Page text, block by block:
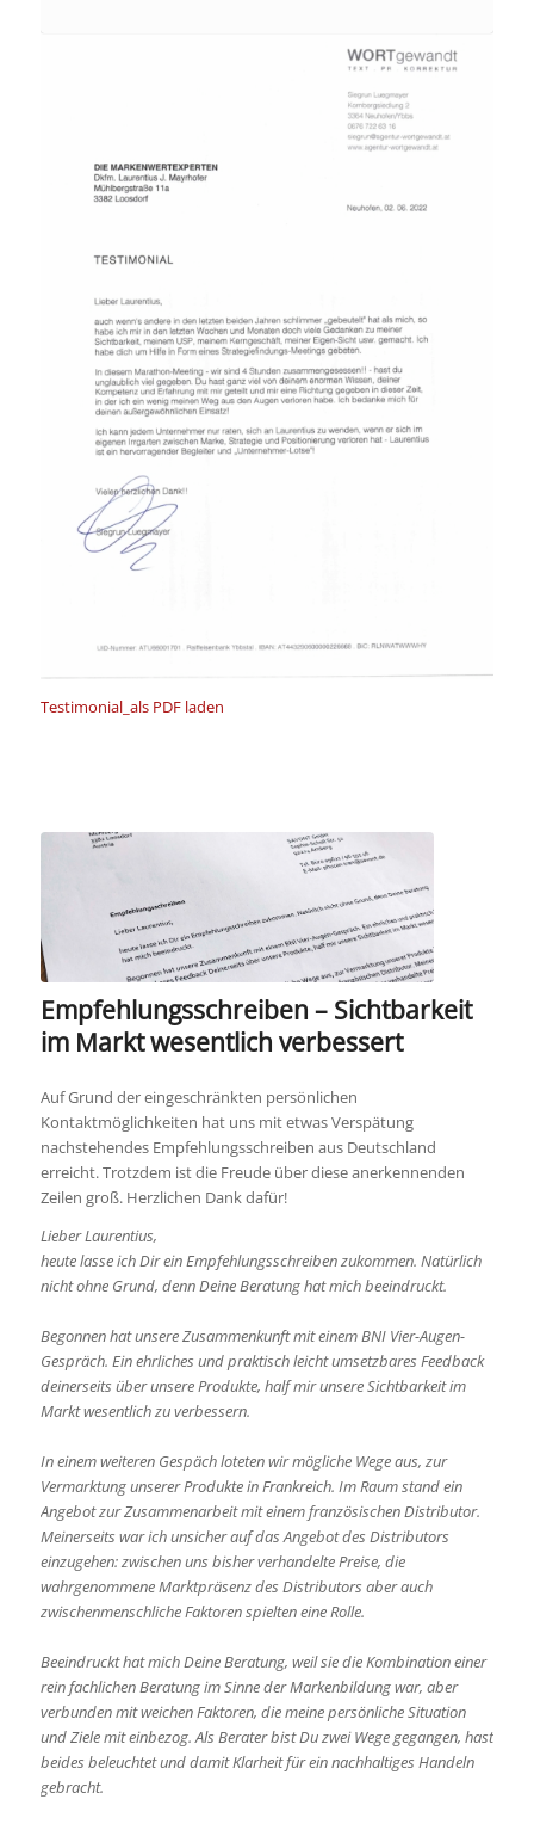
Testimonial_als PDF laden
Empfehlungsschreiben – Sichtbarkeit
im Markt wesentlich verbessert
Auf Grund der eingeschränkten persönlichen
Kontaktmöglichkeiten hat uns mit etwas Verspätung
nachstehendes Empfehlungsschreiben aus Deutschland
erreicht. Trotzdem ist die Freude über diese anerkennenden
Zeilen groß. Herzlichen Dank dafür!
Lieber Laurentius,
heute lasse ich Dir ein Empfehlungsschreiben zukommen. Natürlich
nicht ohne Grund, denn Deine Beratung hat mich beeindruckt.
Begonnen hat unsere Zusammenkunft mit einem BNI Vier-Augen-
Gespräch. Ein ehrliches und praktisch leicht umsetzbares Feedback
deinerseits über unsere Produkte, half mir unsere Sichtbarkeit im
Markt wesentlich zu verbessern.
In einem weiteren Gespäch loteten wir mögliche Wege aus, zur
Vermarktung unserer Produkte in Frankreich. Im Raum stand ein
Angebot zur Zusammenarbeit mit einem französischen Distributor.
Meinerseits war ich unsicher auf das Angebot des Distributors
einzugehen: zwischen uns bisher verhandelte Preise, die
wahrgenommene Marktpräsenz des Distributors aber auch
zwischenmenschliche Faktoren spielten eine Rolle.
Beeindruckt hat mich Deine Beratung, weil sie die Kombination einer
rein fachlichen Beratung im Sinne der Markenbildung war, aber
verbunden mit weichen Faktoren, die meine persönliche Situation
und Ziele mit einbezog. Als Berater bist Du zwei Wege gegangen, hast
beides beleuchtet und damit Klarheit für ein nachhaltiges Handeln
gebracht.